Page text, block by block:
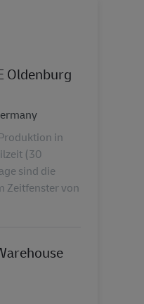
Oldenburg
in
(30
sind die
Zeitfenster von